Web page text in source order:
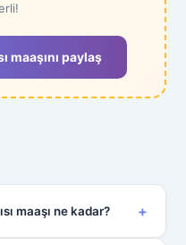
maaşını paylaş
maaşı ne kadar? +